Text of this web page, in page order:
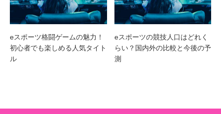
eスポーツ格闘ゲームの魅力！
初心者でも楽しめる人気タイト
ル
eスポーツの競技人口はどれく
らい？国内外の比較と今後の予
測